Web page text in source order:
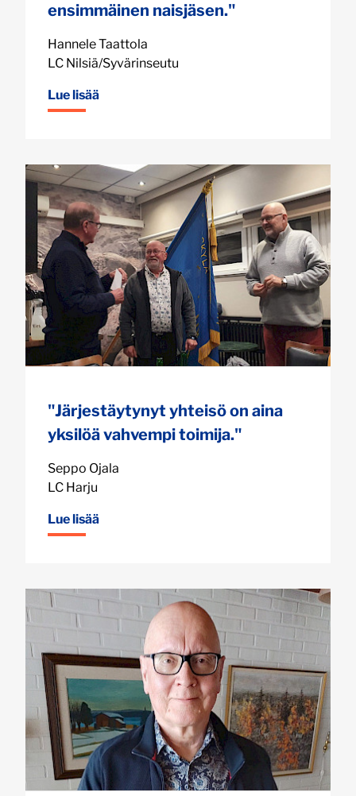
ensimmäinen naisjäsen."
Hannele Taattola
LC Nilsiä/Syvärinseutu
Lue lisää
"Järjestäytynyt yhteisö on aina
yksilöä vahvempi toimija."
Seppo Ojala
LC Harju
Lue lisää